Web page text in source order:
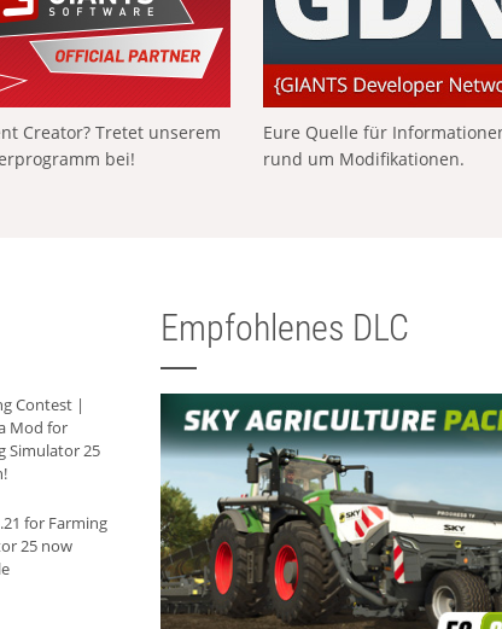
Creator? Tretet unserem
bei!
Eure Quelle für
rund um Modifikationen.
Contest |
Mod for
Simulator 25
for Farming
25 now
Empfohlenes DLC